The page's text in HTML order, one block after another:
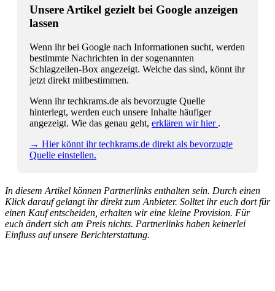
Unsere Artikel gezielt bei Google anzeigen
lassen
Wenn ihr bei Google nach Informationen sucht, werden
bestimmte Nachrichten in der sogenannten
Schlagzeilen-Box angezeigt. Welche das sind, könnt ihr
jetzt direkt mitbestimmen.
Wenn ihr techkrams.de als bevorzugte Quelle
hinterlegt, werden euch unsere Inhalte häufiger
angezeigt. Wie das genau geht, erklären wir hier .
→ Hier könnt ihr techkrams.de direkt als bevorzugte
Quelle einstellen.
In diesem Artikel können Partnerlinks enthalten sein. Durch einen
Klick darauf gelangt ihr direkt zum Anbieter. Solltet ihr euch dort für
einen Kauf entscheiden, erhalten wir eine kleine Provision. Für
euch ändert sich am Preis nichts. Partnerlinks haben keinerlei
Einfluss auf unsere Berichterstattung.